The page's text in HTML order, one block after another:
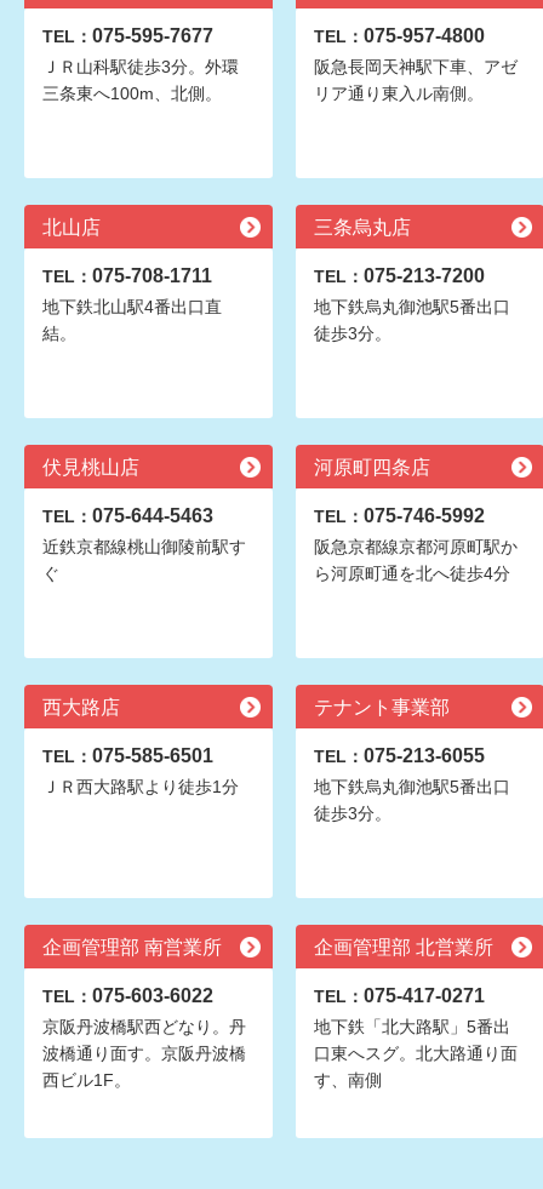
TEL： 075-595-7677
ＪＲ山科駅徒歩3分。外環
三条東へ100m、北側。
TEL： 075-957-4800
阪急長岡天神駅下車、アゼ
リア通り東入ル南側。
北山店
TEL： 075-708-1711
地下鉄北山駅4番出口直
結。
三条烏丸店
TEL： 075-213-7200
地下鉄烏丸御池駅5番出口
徒歩3分。
伏見桃山店
TEL： 075-644-5463
近鉄京都線桃山御陵前駅す
ぐ
河原町四条店
TEL： 075-746-5992
阪急京都線京都河原町駅か
ら河原町通を北へ徒歩4分
西大路店
TEL： 075-585-6501
ＪＲ西大路駅より徒歩1分
テナント事業部
TEL： 075-213-6055
地下鉄烏丸御池駅5番出口
徒歩3分。
企画管理部 南営業所
TEL： 075-603-6022
京阪丹波橋駅西どなり。丹
波橋通り面す。京阪丹波橋
西ビル1F。
企画管理部 北営業所
TEL： 075-417-0271
地下鉄「北大路駅」5番出
口東へスグ。北大路通り面
す、南側